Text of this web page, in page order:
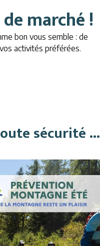
marché !
bon vous semble : de
activités préférées.
sécurité ...